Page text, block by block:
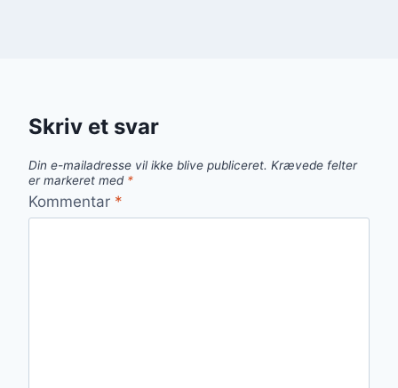
Skriv et svar
Din e-mailadresse vil ikke blive publiceret. Krævede felter
er markeret med *
Kommentar *